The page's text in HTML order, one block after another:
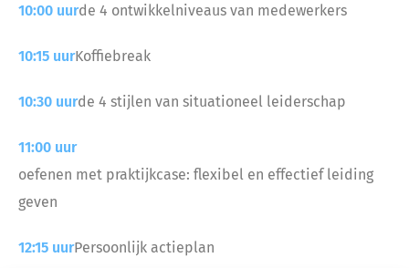
10:00 uurde 4 ontwikkelniveaus van medewerkers
10:15 uurKoffiebreak
10:30 uurde 4 stijlen van situationeel leiderschap
11:00 uur
oefenen met praktijkcase: flexibel en effectief leiding
geven
12:15 uurPersoonlijk actieplan